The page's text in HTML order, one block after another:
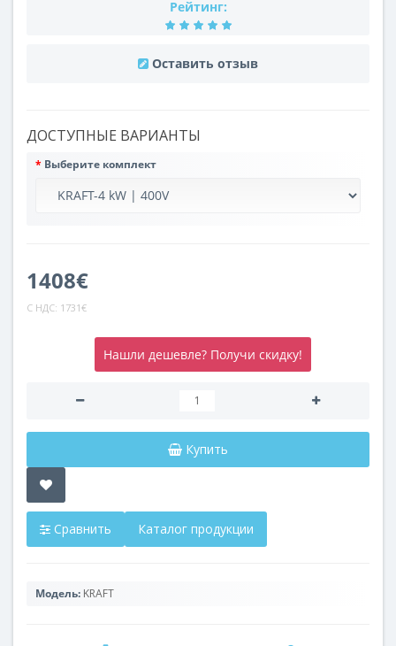
Рейтинг:
Оставить отзыв
ДОСТУПНЫЕ ВАРИАНТЫ
Выберите комплект
1408€
С НДС: 1731€
Нашли дешевле? Получи скидку!
Купить
Сравнить Каталог продукции
Модель: KRAFT